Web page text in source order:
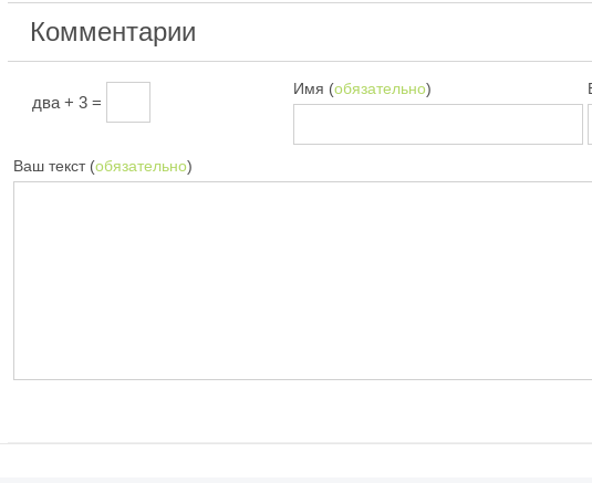
Комментарии
Имя (обязательно)
два + 3 =
Ваш текст (обязательно)